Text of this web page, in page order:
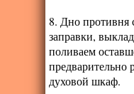
8. Дно противня
заправки,
поливаем
предварительно
духовой шкаф.